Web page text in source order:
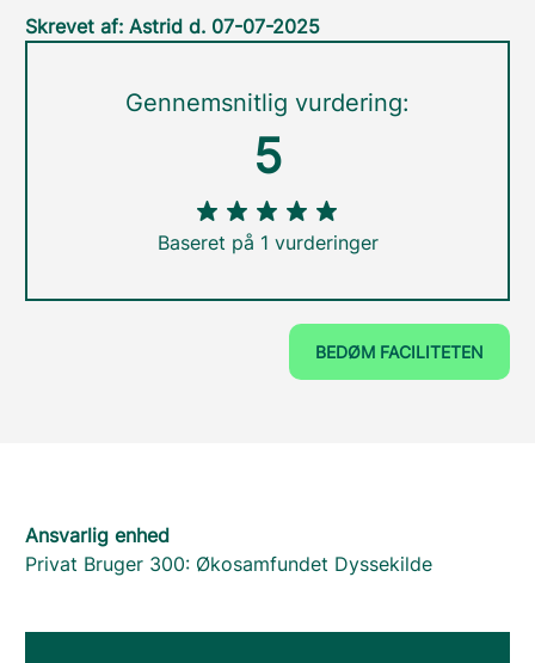
Skrevet af: Astrid d. 07-07-2025
Gennemsnitlig vurdering:
5
Baseret på 1 vurderinger
BEDØM FACILITETEN
Ansvarlig enhed
Privat Bruger 300: Økosamfundet Dyssekilde